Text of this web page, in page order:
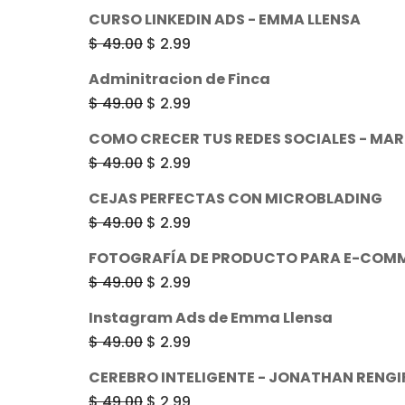
CURSO LINKEDIN ADS - EMMA LLENSA
$49.00 El
precio
original
era:
$ 49.00.
$ 2.99
$ 2.99.
Adminitracion de Finca
$49.00 El
original
era:
$ 49.00.
$ 2.99
$ 2.99.
COMO CRECER TUS REDES SOCIALES -
$49.00 El
original
era:
$ 49.00.
$ 2.99
$ 2.99.
CEJAS PERFECTAS CON MICROBLADING
$49.00 El
precio
original
era:
$ 49.00.
$ 2.99
$ 2.99.
FOTOGRAFÍA DE PRODUCTO PARA E-
$49.00 El
original
era:
$ 49.00.
$ 2.99
$ 2.99.
Instagram Ads de Emma Llensa
$49.00 El
original
$ 2.99
CEREBRO INTELIGENTE - JONATHAN
El